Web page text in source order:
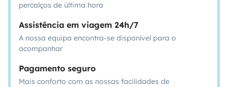
percalços de última hora
Assistência em viagem 24h/7
A nossa equipa encontra-se disponível para o
acompanhar
Pagamento seguro
Mais conforto com as nossas facilidades de